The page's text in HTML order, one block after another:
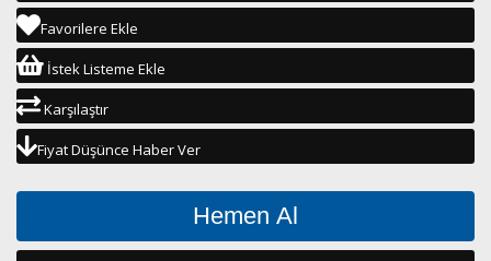
Favorilere Ekle
İstek Listeme Ekle
Karşılaştır
Fiyat Düşünce Haber Ver